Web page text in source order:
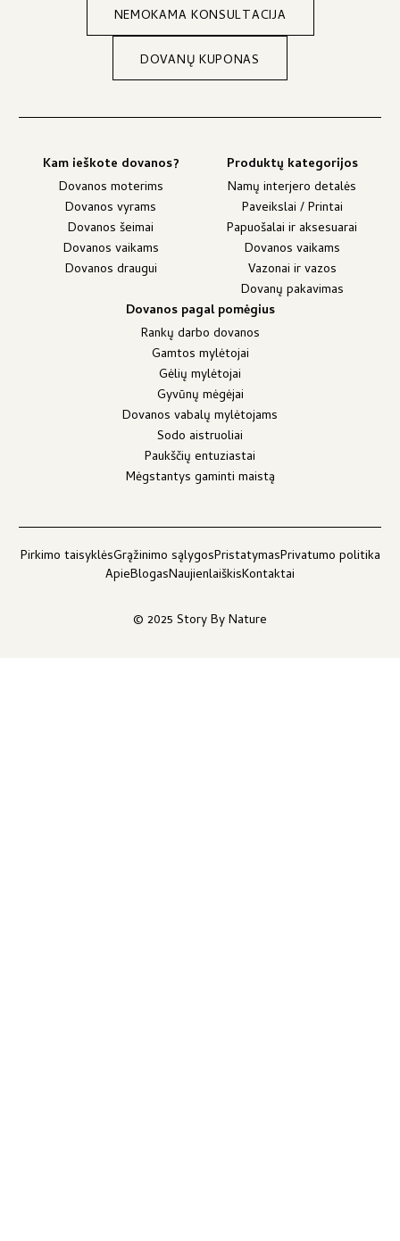
NEMOKAMA KONSULTACIJA
DOVANŲ KUPONAS
Kam ieškote dovanos?
Dovanos moterims
Dovanos vyrams
Dovanos šeimai
Dovanos vaikams
Dovanos draugui
Produktų kategorijos
Namų interjero detalės
Paveikslai / Printai
Papuošalai ir aksesuarai
Dovanos vaikams
Vazonai ir vazos
Dovanų pakavimas
Dovanos pagal pomėgius
Rankų darbo dovanos
Gamtos mylėtojai
Gėlių mylėtojai
Gyvūnų mėgėjai
Dovanos vabalų mylėtojams
Sodo aistruoliai
Paukščių entuziastai
Mėgstantys gaminti maistą
© 2025 Story By Nature
Pirkimo taisyklėsGrąžinimo sąlygosPristatymasPrivatumo politika
ApieBlogasNaujienlaiškisKontaktai